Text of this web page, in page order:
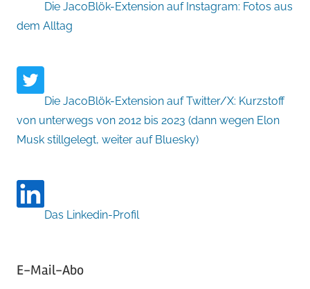
Die JacoBlök-Extension auf Instagram: Fotos aus
dem Alltag
Die JacoBlök-Extension auf Twitter/X: Kurzstoff
von unterwegs von 2012 bis 2023 (dann wegen Elon
Musk stillgelegt, weiter auf Bluesky)
Das Linkedin-Profil
E-Mail-Abo